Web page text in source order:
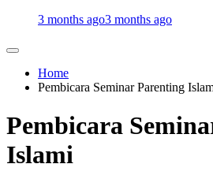
3 months ago3 months ago
Home
Pembicara Seminar Parenting
Pembicara
Islami